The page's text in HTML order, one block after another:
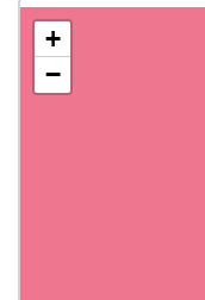
+
−